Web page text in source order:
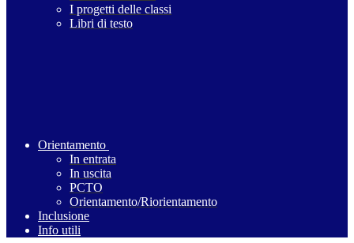
I progetti delle classi
Libri di testo
Orientamento
In entrata
In uscita
PCTO
Orientamento/Riorientamento
Inclusione
Info utili